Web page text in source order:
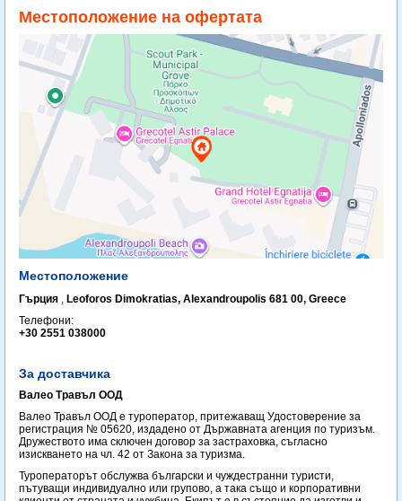
Местоположение на офертата
Местоположение
Гърция , Leoforos Dimokratias, Alexandroupolis 681 00, Greece
Телефони:
+30 2551 038000
За доставчика
Валео Травъл ООД
Валео Травъл ООД е туроператор, притежаващ Удостоверение за
регистрация № 05620, издадено от Държавната агенция по туризъм.
Дружеството има сключен договор за застраховка, съгласно
изискването на чл. 42 от Закона за туризма.
Туроператорът обслужва български и чуждестранни туристи,
пътуващи индивидуално или групово, а така също и корпоративни